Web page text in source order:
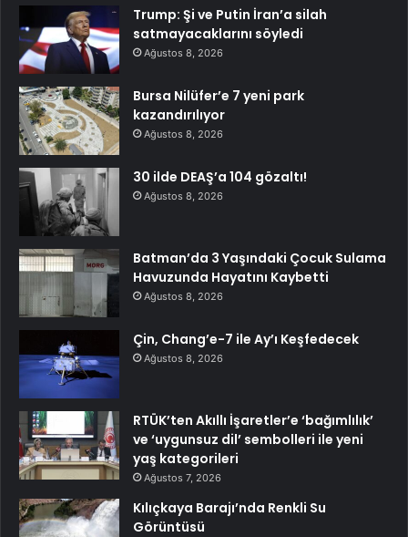
Trump: Şi ve Putin İran’a silah
satmayacaklarını söyledi
Ağustos 8, 2026
Bursa Nilüfer’e 7 yeni park
kazandırılıyor
Ağustos 8, 2026
30 ilde DEAŞ’a 104 gözaltı!
Ağustos 8, 2026
Batman’da 3 Yaşındaki Çocuk Sulama
Havuzunda Hayatını Kaybetti
Ağustos 8, 2026
Çin, Chang’e-7 ile Ay’ı Keşfedecek
Ağustos 8, 2026
RTÜK’ten Akıllı İşaretler’e ‘bağımlılık’
ve ‘uygunsuz dil’ sembolleri ile yeni
yaş kategorileri
Ağustos 7, 2026
Kılıçkaya Barajı’nda Renkli Su
Görüntüsü